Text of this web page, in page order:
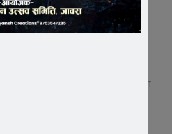
और सोशल मीडिया पर सरकार
मीडिया पर सरकार कसने जा रही सख्त